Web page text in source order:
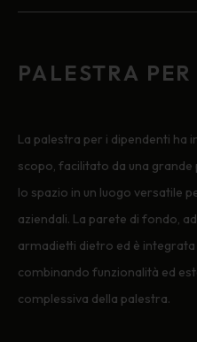
PALESTRA
La palestra per i dipendenti ha
scopo, facilitato da una
lo spazio in un luogo versatile
aziendali. La parete di fondo,
armadietti dietro ed è
combinando funzionalità ed
complessiva della palestra.